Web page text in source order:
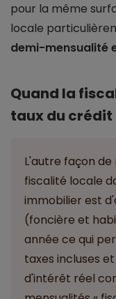
pour la même
locale
demi-mensualité
Quand la
taux du
L'autre façon
fiscalité locale
immobilier est
(foncière et
année ce qui
taxes incluses
d'intérêt réel